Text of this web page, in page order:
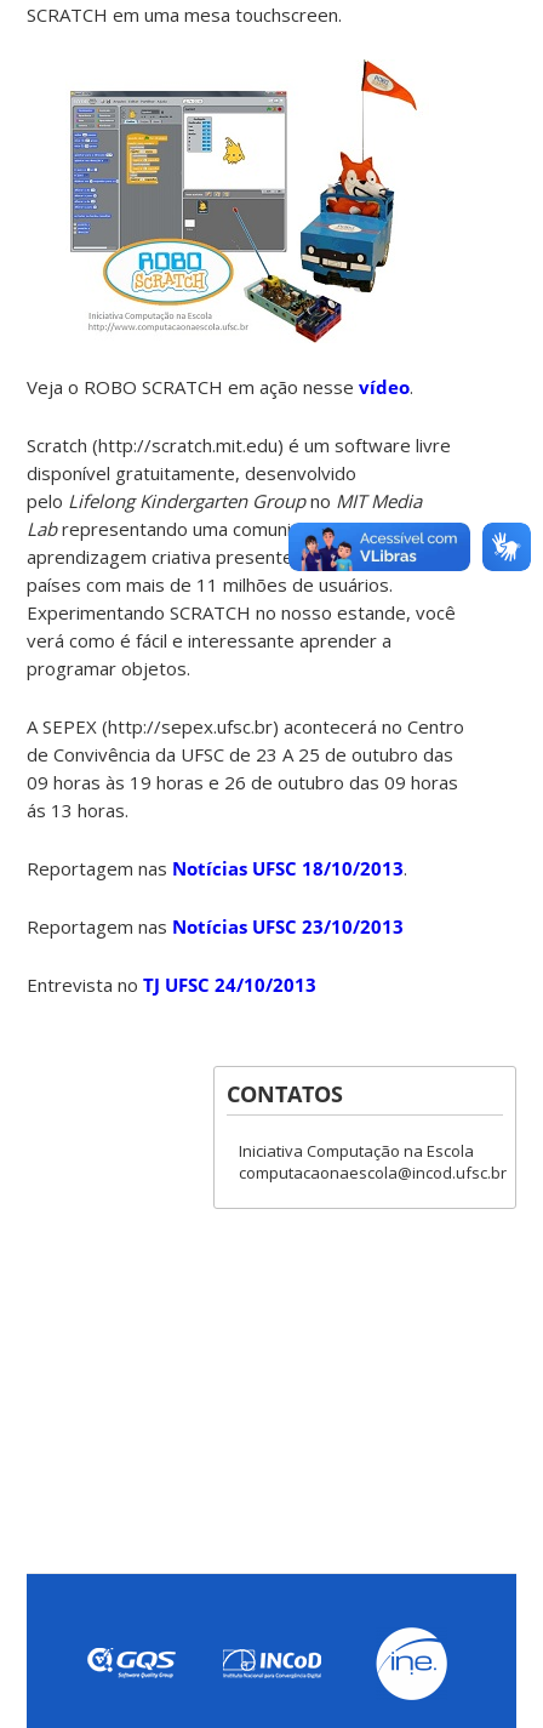
SCRATCH em uma mesa touchscreen.
Veja o ROBO SCRATCH em ação nessevídeo.
Scratch (http://scratch.mit.edu) é um software livre
disponível gratuitamente, desenvolvido
pelo Lifelong Kindergarten Groupno MIT Media
Labrepresentando uma comunidade de
aprendizagem criativa presente em mais de 150
países com mais de 11 milhões de usuários.
Experimentando SCRATCH no nosso estande, você
verá como é fácil e interessante aprender a
programar objetos.
A SEPEX (http://sepex.ufsc.br) acontecerá no Centro
de Convivência da UFSC de 23 A 25 de outubro das
09 horas às 19 horas e 26 de outubro das 09 horas
ás 13 horas.
Reportagem nas Notícias UFSC 18/10/2013.
Reportagem nas Notícias UFSC 23/10/2013
Entrevista noTJ UFSC 24/10/2013
CONTATOS
Iniciativa Computação na Escola
computacaonaescola@incod.ufsc.br